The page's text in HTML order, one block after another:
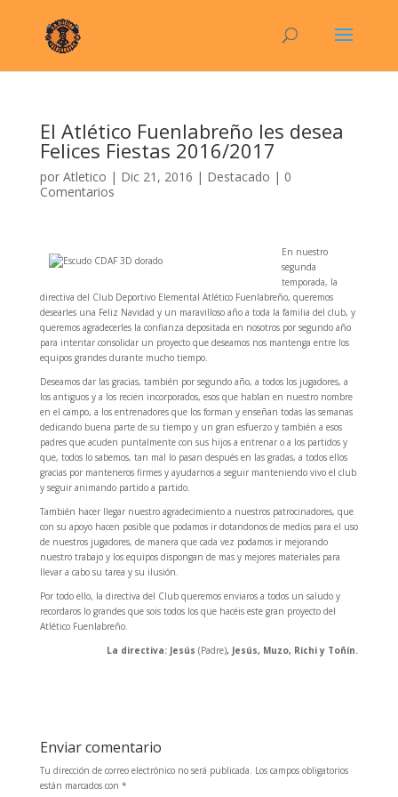
El Atlético Fuenlabreño les desea
Felices Fiestas 2016/2017
por Atletico | Dic 21, 2016 | Destacado | 0
Comentarios
En nuestro
segunda
temporada, la
directiva del Club Deportivo Elemental Atlético Fuenlabreño, queremos
desearles una Feliz Navidad y un maravilloso año a toda la familia del club, y
queremos agradecerles la confianza depositada en nosotros por segundo año
para intentar consolidar un proyecto que deseamos nos mantenga entre los
equipos grandes durante mucho tiempo.
Deseamos dar las gracias, también por segundo año, a todos los jugadores, a
los antiguos y a los recien incorporados, esos que hablan en nuestro nombre
en el campo, a los entrenadores que los forman y enseñan todas las semanas
dedicando buena parte de su tiempo y un gran esfuerzo y también a esos
padres que acuden puntalmente con sus hijos a entrenar o a los partidos y
que, todos lo sabemos, tan mal lo pasan después en las gradas, a todos ellos
gracias por manteneros firmes y ayudarnos a seguir manteniendo vivo el club
y seguir animando partido a partido.
También hacer llegar nuestro agradecimiento a nuestros patrocinadores, que
con su apoyo hacen posible que podamos ir dotandonos de medios para el uso
de nuestros jugadores, de manera que cada vez podamos ir mejorando
nuestro trabajo y los equipos dispongan de mas y mejores materiales para
llevar a cabo su tarea y su ilusión.
Por todo ello, la directiva del Club queremos enviaros a todos un saludo y
recordaros lo grandes que sois todos los que hacéis este gran proyecto del
Atlético Fuenlabreño.
La directiva: Jesús(Padre), Jesús, Muzo, Richi y Toñín.
Enviar comentario
Tu dirección de correo electrónico no será publicada. Los campos obligatorios
están marcados con *